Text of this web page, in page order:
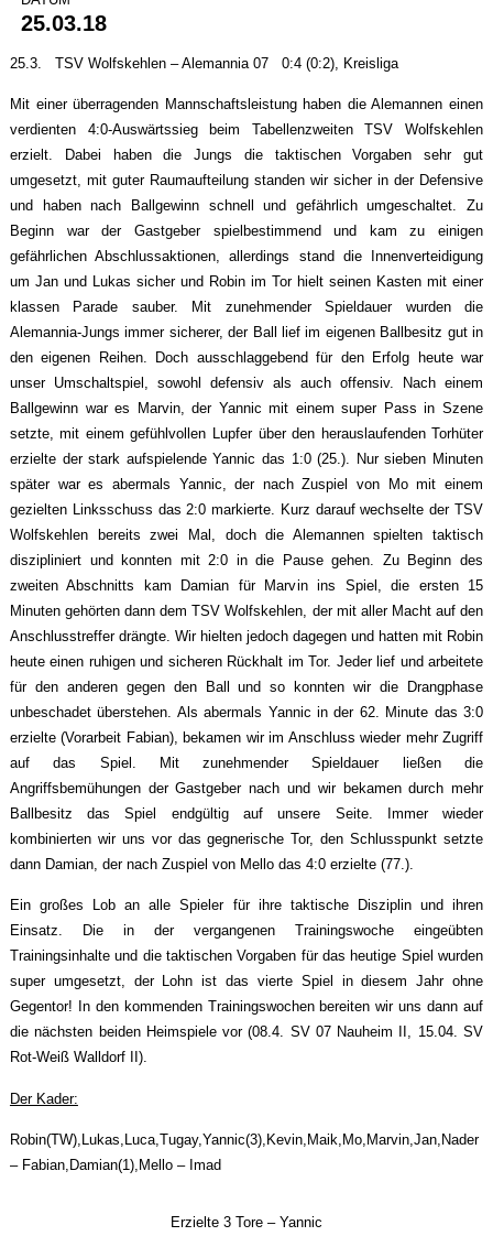
25.03.18
25.3. TSV Wolfskehlen – Alemannia 07 0:4 (0:2), Kreisliga
Mit einer überragenden Mannschaftsleistung haben die Alemannen einen
verdienten 4:0-Auswärtssieg beim Tabellenzweiten TSV Wolfskehlen
erzielt. Dabei haben die Jungs die taktischen Vorgaben sehr gut
umgesetzt, mit guter Raumaufteilung standen wir sicher in der Defensive
und haben nach Ballgewinn schnell und gefährlich umgeschaltet. Zu
Beginn war der Gastgeber spielbestimmend und kam zu einigen
gefährlichen Abschlussaktionen, allerdings stand die Innenverteidigung
um Jan und Lukas sicher und Robin im Tor hielt seinen Kasten mit einer
klassen Parade sauber. Mit zunehmender Spieldauer wurden die
Alemannia-Jungs immer sicherer, der Ball lief im eigenen Ballbesitz gut in
den eigenen Reihen. Doch ausschlaggebend für den Erfolg heute war
unser Umschaltspiel, sowohl defensiv als auch offensiv. Nach einem
Ballgewinn war es Marvin, der Yannic mit einem super Pass in Szene
setzte, mit einem gefühlvollen Lupfer über den herauslaufenden Torhüter
erzielte der stark aufspielende Yannic das 1:0 (25.). Nur sieben Minuten
später war es abermals Yannic, der nach Zuspiel von Mo mit einem
gezielten Linksschuss das 2:0 markierte. Kurz darauf wechselte der TSV
Wolfskehlen bereits zwei Mal, doch die Alemannen spielten taktisch
diszipliniert und konnten mit 2:0 in die Pause gehen. Zu Beginn des
zweiten Abschnitts kam Damian für Marvin ins Spiel, die ersten 15
Minuten gehörten dann dem TSV Wolfskehlen, der mit aller Macht auf den
Anschlusstreffer drängte. Wir hielten jedoch dagegen und hatten mit Robin
heute einen ruhigen und sicheren Rückhalt im Tor. Jeder lief und arbeitete
für den anderen gegen den Ball und so konnten wir die Drangphase
unbeschadet überstehen. Als abermals Yannic in der 62. Minute das 3:0
erzielte (Vorarbeit Fabian), bekamen wir im Anschluss wieder mehr Zugriff
auf das Spiel. Mit zunehmender Spieldauer ließen die
Angriffsbemühungen der Gastgeber nach und wir bekamen durch mehr
Ballbesitz das Spiel endgültig auf unsere Seite. Immer wieder
kombinierten wir uns vor das gegnerische Tor, den Schlusspunkt setzte
dann Damian, der nach Zuspiel von Mello das 4:0 erzielte (77.).
Ein großes Lob an alle Spieler für ihre taktische Disziplin und ihren
Einsatz. Die in der vergangenen Trainingswoche eingeübten
Trainingsinhalte und die taktischen Vorgaben für das heutige Spiel wurden
super umgesetzt, der Lohn ist das vierte Spiel in diesem Jahr ohne
Gegentor! In den kommenden Trainingswochen bereiten wir uns dann auf
die nächsten beiden Heimspiele vor (08.4. SV 07 Nauheim II, 15.04. SV
Rot-Weiß Walldorf II).
Der Kader:
Robin(TW),Lukas,Luca,Tugay,Yannic(3),Kevin,Maik,Mo,Marvin,Jan,Nader
– Fabian,Damian(1),Mello – Imad
Erzielte 3 Tore – Yannic